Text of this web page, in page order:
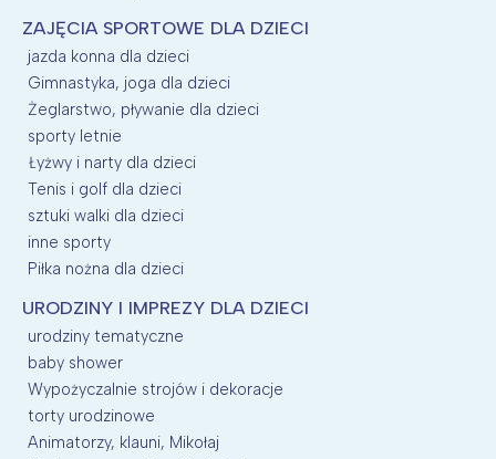
ZAJĘCIA SPORTOWE DLA DZIECI
jazda konna dla dzieci
Gimnastyka, joga dla dzieci
Żeglarstwo, pływanie dla dzieci
sporty letnie
Łyżwy i narty dla dzieci
Tenis i golf dla dzieci
sztuki walki dla dzieci
inne sporty
Piłka nożna dla dzieci
URODZINY I IMPREZY DLA DZIECI
urodziny tematyczne
baby shower
Wypożyczalnie strojów i dekoracje
torty urodzinowe
Animatorzy, klauni, Mikołaj